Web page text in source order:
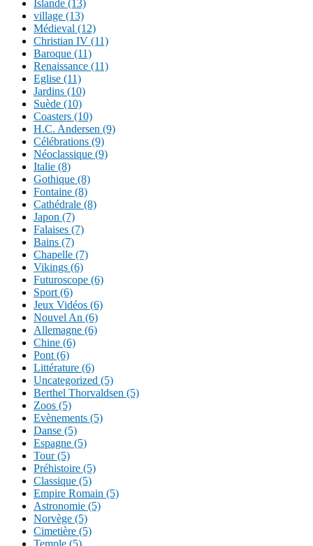
Islande (13)
village (13)
Médieval (12)
Christian IV (11)
Baroque (11)
Renaissance (11)
Eglise (11)
Jardins (10)
Suède (10)
Coasters (10)
H.C. Andersen (9)
Célébrations (9)
Néoclassique (9)
Italie (8)
Gothique (8)
Fontaine (8)
Cathédrale (8)
Japon (7)
Falaises (7)
Bains (7)
Chapelle (7)
Vikings (6)
Futuroscope (6)
Sport (6)
Jeux Vidéos (6)
Nouvel An (6)
Allemagne (6)
Chine (6)
Pont (6)
Littérature (6)
Uncategorized (5)
Berthel Thorvaldsen (5)
Zoos (5)
Evènements (5)
Danse (5)
Espagne (5)
Tour (5)
Préhistoire (5)
Classique (5)
Empire Romain (5)
Astronomie (5)
Norvège (5)
Cimetière (5)
Temple (5)